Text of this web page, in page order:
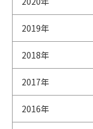
2019年
2018年
2017年
2016年